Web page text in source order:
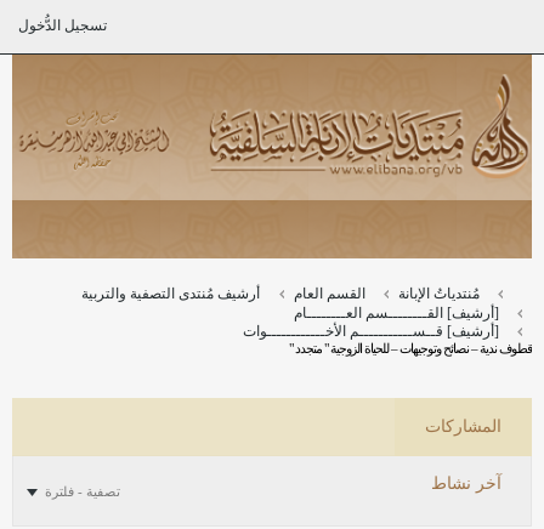
تسجيل الدُّخول
مُنتدياتُ الإبانة القسم العام
أرشيف مُنتدى التصفية والتربية
[أرشيف] القــــــــسم العــــــــام
[أرشيف] قــســـــــــــم الأخــــــــــــوات
قطوف ندية – نصائح وتوجيهات – للحياة الزوجية " متجدد "
المشاركات
آخر نشاط تصفية - فلترة